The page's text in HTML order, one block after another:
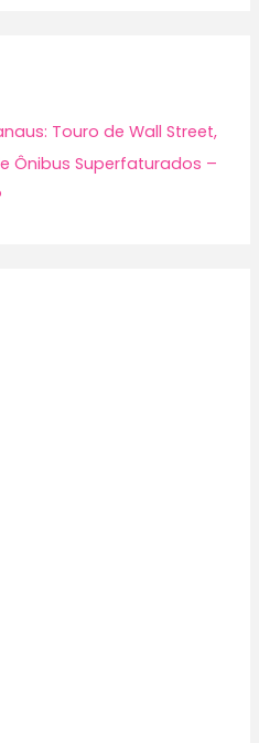
Touro de Wall Street,
Ônibus Superfaturados –